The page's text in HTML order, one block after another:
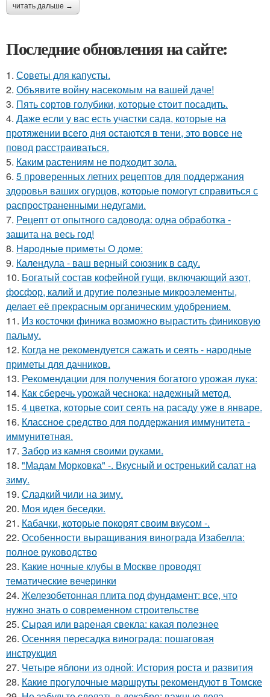
читать дальше →
Последние обновления на сайте:
1. Советы для капусты.
2. Объявите войну насекомым на вашей даче!
3. Пять сортов голубики, которые стоит посадить.
4. Даже если у вас есть участки сада, которые на
протяжении всего дня остаются в тени, это вовсе не
повод расстраиваться.
5. Каким растениям не подходит зола.
6. 5 проверенных летних рецептов для поддержания
здоровья ваших огурцов, которые помогут справиться с
распространенными недугами.
7. Рецепт от опытного садовода: одна обработка -
защита на весь год!
8. Нapoдныe пpимeты O дoмe:
9. Календула - ваш верный союзник в саду.
10. Богатый состав кофейной гущи, включающий азот,
фосфор, калий и другие полезные микроэлементы,
делает её прекрасным органическим удобрением.
11. Из косточки финика возможно вырастить финиковую
пальму.
12. Когда не рекомендуется сажать и сеять - народные
приметы для дачников.
13. Рекомендации для получения богатого урожая лука:
14. Как сберечь урожай чеснока: надежный метод.
15. 4 цветка, которые соит сеять на расаду уже в январе.
16. Классное средство для поддержания иммунитета -
иммyнитeтнaя.
17. Забор из камня своими руками.
18. "Мадам Морковка" -. Вкусный и остренький салат на
зиму.
19. Сладкий чили на зиму.
20. Моя идея беседки.
21. Кабачки, которые покорят своим вкусом -.
22. Особенности выращивания винограда Изабелла:
полное руководство
23. Какие ночные клубы в Москве проводят
тематические вечеринки
24. Железобетонная плита под фундамент: все, что
нужно знать о современном строительстве
25. Сырая или вареная свекла: какая полезнее
26. Осенняя пересадка винограда: пошаговая
инструкция
27. Четыре яблони из одной: История роста и развития
28. Какие прогулочные маршруты рекомендуют в Томске